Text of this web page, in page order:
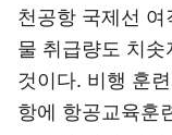
천공항 국제선
물 취급량도 치
것이다. 비행 훈
항에 항공교육훈